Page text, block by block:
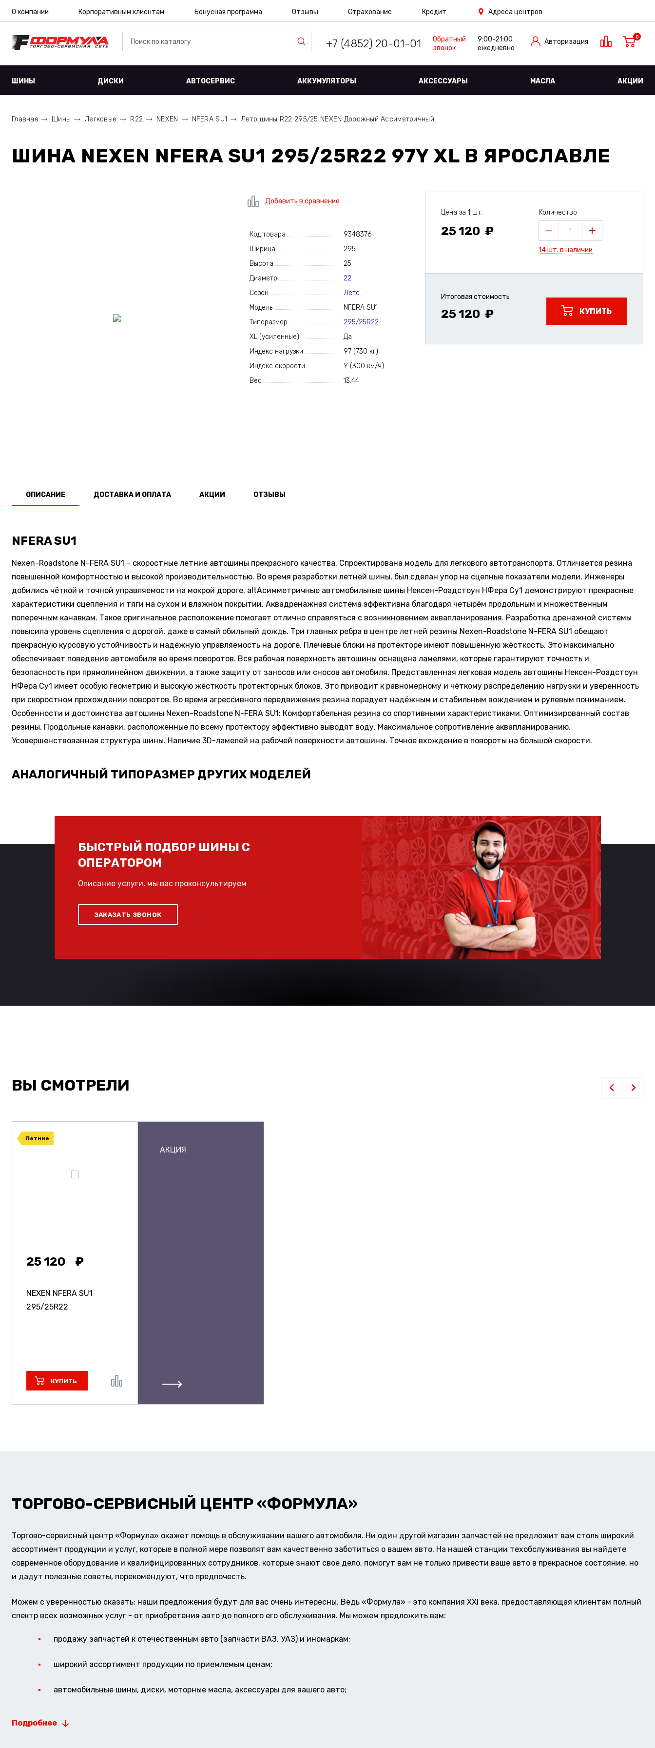
О компании Корпоративным клиентам Бонусная программа Отзывы Страхование Кредит Адреса центров
+7 (4852) 20-01-01
Обратный
звонок
9:00-21:00
ежедневно
Авторизация
0
ШИНЫ ДИСКИ АВТОСЕРВИС АККУМУЛЯТОРЫ АКСЕССУАРЫ МАСЛА АКЦИИ
Главная Шины Легковые R22 NEXEN NFERA SU1 Лето шины R22 295/25 NEXEN Дорожный Ассиметричный
ШИНА NEXEN NFERA SU1 295/25R22 97Y XL В ЯРОСЛАВЛЕ
Добавить в сравнение
Код товара
9348376
Ширина
295
Высота
25
Диаметр
22
Сезон
Лето
Модель
NFERA SU1
Типоразмер
295/25R22
XL (усиленные)
Да
Индекс нагрузки
97 (730 кг)
Индекс скорости
Y (300 км/ч)
Вес
13.44
Цена за 1 шт.
25 120
Количество
1
14 шт. в наличии
Итоговая стоимость
25 120 КУПИТЬ
ОПИСАНИЕ ДОСТАВКА И ОПЛАТА АКЦИИ ОТЗЫВЫ
NFERA SU1
Nexen-Roadstone N-FERA SU1 – скоростные летние автошины прекрасного качества. Спроектирована модель для легкового автотранспорта. Отличается резина
повышенной комфортностью и высокой производительностью. Во время разработки летней шины, был сделан упор на сцепные показатели модели. Инженеры
добились чёткой и точной управляемости на мокрой дороге. altАсимметричные автомобильные шины Нексен-Роадстоун НФера Су1 демонстрируют прекрасные
характеристики сцепления и тяги на сухом и влажном покрытии. Аквадренажная система эффективна благодаря четырём продольным и множественным
поперечным канавкам. Такое оригинальное расположение помогает отлично справляться с возникновением аквапланирования. Разработка дренажной системы
повысила уровень сцепления с дорогой, даже в самый обильный дождь. Три главных ребра в центре летней резины Nexen-Roadstone N-FERA SU1 обещают
прекрасную курсовую устойчивость и надёжную управляемость на дороге. Плечевые блоки на протекторе имеют повышенную жёсткость. Это максимально
обеспечивает поведение автомобиля во время поворотов. Вся рабочая поверхность автошины оснащена ламелями, которые гарантируют точность и
безопасность при прямолинейном движении, а также защиту от заносов или сносов автомобиля. Представленная легковая модель автошины Нексен-Роадстоун
НФера Су1 имеет особую геометрию и высокую жёсткость протекторных блоков. Это приводит к равномерному и чёткому распределению нагрузки и уверенность
при скоростном прохождении поворотов. Во время агрессивного передвижения резина порадует надёжным и стабильным вождением и рулевым пониманием.
Особенности и достоинства автошины Nexen-Roadstone N-FERA SU1: Комфортабельная резина со спортивными характеристиками. Оптимизированный состав
резины. Продольные канавки, расположенные по всему протектору эффективно выводят воду. Максимальное сопротивление аквапланированию.
Усовершенствованная структура шины. Наличие 3D-ламелей на рабочей поверхности автошины. Точное вхождение в повороты на большой скорости.
АНАЛОГИЧНЫЙ ТИПОРАЗМЕР ДРУГИХ МОДЕЛЕЙ
БЫСТРЫЙ ПОДБОР ШИНЫ С
ОПЕРАТОРОМ
Описание услуги, мы вас проконсультируем
ЗАКАЗАТЬ ЗВОНОК
ВЫ СМОТРЕЛИ
Летние
25 120
NEXEN NFERA SU1
295/25R22
КУПИТЬ
АКЦИЯ
ТОРГОВО-СЕРВИСНЫЙ ЦЕНТР «ФОРМУЛА»
Торгово-сервисный центр «Формула» окажет помощь в обслуживании вашего автомобиля. Ни один другой магазин запчастей не предложит вам столь широкий
ассортимент продукции и услуг, которые в полной мере позволят вам качественно заботиться о вашем авто. На нашей станции техобслуживания вы найдете
современное оборудование и квалифицированных сотрудников, которые знают свое дело, помогут вам не только привести ваше авто в прекрасное состояние, но
и дадут полезные советы, порекомендуют, что предпочесть.
Можем с уверенностью сказать: наши предложения будут для вас очень интересны. Ведь «Формула» - это компания XXI века, предоставляющая клиентам полный
спектр всех возможных услуг - от приобретения авто до полного его обслуживания. Мы можем предложить вам:
продажу запчастей к отечественным авто (запчасти ВАЗ, УАЗ) и иномаркам;
широкий ассортимент продукции по приемлемым ценам;
автомобильные шины, диски, моторные масла, аксессуары для вашего авто;
Подробнее